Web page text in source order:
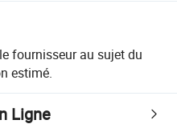
fournisseur au sujet du
estimé.
Ligne